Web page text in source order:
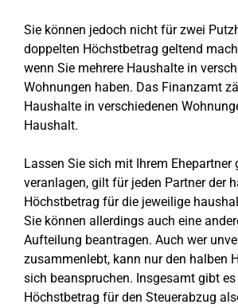
Sie können jedoch nicht für zwei
doppelten Höchstbetrag geltend
wenn Sie mehrere Haushalte in
Wohnungen haben. Das Finanzamt
Haushalte in verschiedenen
Haushalt.
Lassen Sie sich mit Ihrem Ehepartner
veranlagen, gilt für jeden Partner der
Höchstbetrag für die jeweilige
Sie können allerdings auch eine
Aufteilung beantragen. Auch wer
zusammenlebt, kann nur den halben
sich beanspruchen. Insgesamt gibt es
Höchstbetrag für den Steuerabzug